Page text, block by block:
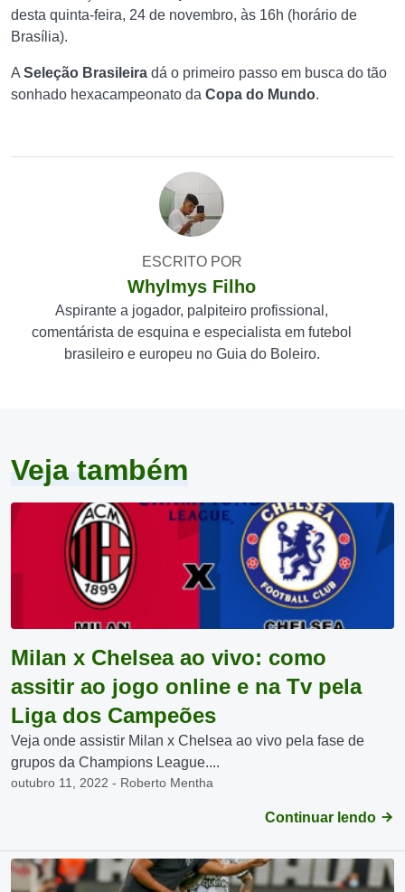
desta quinta-feira, 24 de novembro, às 16h (horário de
Brasília).
A Seleção Brasileira dá o primeiro passo em busca do tão
sonhado hexacampeonato da Copa do Mundo.
ESCRITO POR
Whylmys Filho
Aspirante a jogador, palpiteiro profissional,
comentárista de esquina e especialista em futebol
brasileiro e europeu no Guia do Boleiro.
Veja também
Milan x Chelsea ao vivo: como
assitir ao jogo online e na Tv pela
Liga dos Campeões
Veja onde assistir Milan x Chelsea ao vivo pela fase de
grupos da Champions League....
outubro 11, 2022 - Roberto Mentha
Continuar lendo